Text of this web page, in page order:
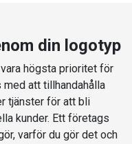
din logotyp
högsta prioritet för
att tillhandahålla
tjänster för att bli
kunder. Ett företags
varför du gör det och